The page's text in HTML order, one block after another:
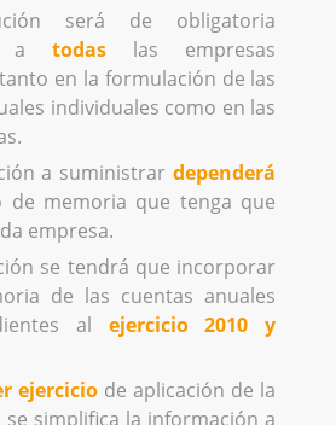
será de obligatoria
a todas las empresas
en la formulación de las
individuales como en las
a suministrardependerá
de memoria que tenga que
empresa.
se tendrá que incorporar
de las cuentas anuales
al ejercicio 2010 y
ejerciciode aplicación de la
se simplifica la información a